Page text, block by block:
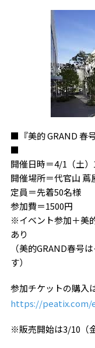
■『美的 GRAND 春
■
開催日時＝4/1（土）
開催場所＝代官山 蔦
定員＝先着50名様
参加費＝1500円
※イベント参加＋美
あり
（美的GRAND春号
す）
参加チケットの購入
https://peatix.com/
※販売開始は3/10（